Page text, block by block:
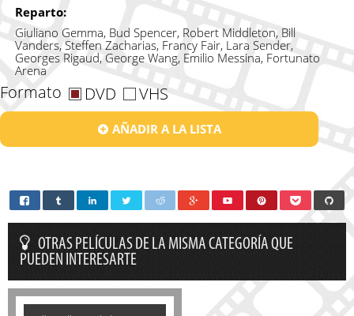
Reparto:
Giuliano Gemma, Bud Spencer, Robert Middleton, Bill
Vanders, Steffen Zacharias, Francy Fair, Lara Sender,
Georges Rigaud, George Wang, Emilio Messina, Fortunato
Arena
Formato DVD VHS
AÑADIR A LA LISTA
OTRAS PELÍCULAS DE LA MISMA CATEGORÍA QUE
PUEDEN INTERESARTE